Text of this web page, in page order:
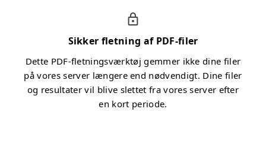
Sikker fletning af PDF-filer
Dette PDF-fletningsværktøj gemmer ikke dine filer
på vores server længere end nødvendigt. Dine filer
og resultater vil blive slettet fra vores server efter
en kort periode.